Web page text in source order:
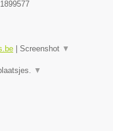
Screenshot ▼
▼